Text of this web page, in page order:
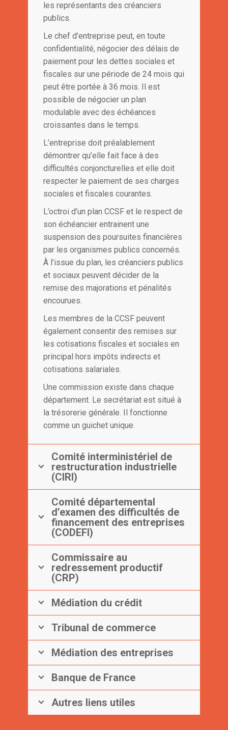
les représentants des créanciers
publics.
Le chef d’entreprise peut, en toute
confidentialité, négocier des délais de
paiement pour les dettes sociales et
fiscales sur une période de 24 mois qui
peut être portée à 36 mois. Il est
possible de négocier un plan
modulable avec des échéances
croissantes dans le temps.
L’entreprise doit préalablement
démontrer qu’elle fait face à des
difficultés conjoncturelles et elle doit
respecter le paiement de ses charges
sociales et fiscales courantes.
L’octroi d’un plan CCSF et le respect de
son échéancier entrainent une
suspension des poursuites financières
par les organismes publics concernés.
À l’issue du plan, les créanciers publics
et sociaux peuvent décider de la
remise des majorations et pénalités
encourues.
Les membres de la CCSF peuvent
également consentir des remises sur
les cotisations fiscales et sociales en
principal hors impôts indirects et
cotisations salariales.
Une commission existe dans chaque
département. Le secrétariat est situé à
la trésorerie générale. Il fonctionne
comme un guichet unique.
Comité interministériel de
restructuration industrielle
(CIRI)
Comité départemental
d’examen des difficultés de
financement des entreprises
(CODEFI)
Commissaire au
redressement productif
(CRP)
Médiation du crédit
Tribunal de commerce
Médiation des entreprises
Banque de France
Autres liens utiles